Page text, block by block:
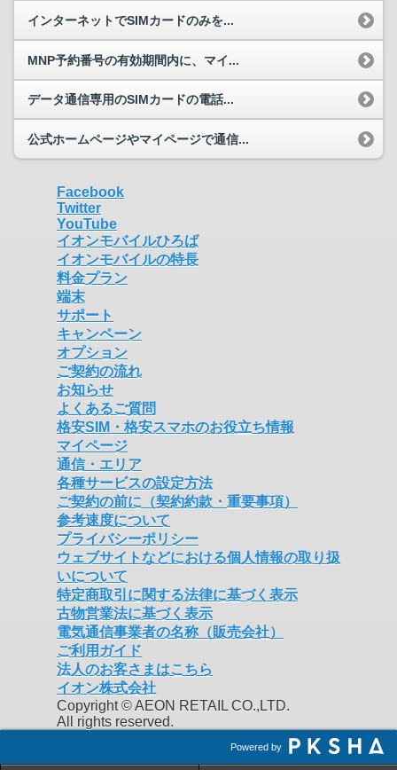
インターネットでSIMカードのみを...
MNP予約番号の有効期間内に、マイ...
データ通信専用のSIMカードの電話...
公式ホームページやマイページで通信...
Facebook
Twitter
YouTube
イオンモバイルひろば
イオンモバイルの特長
料金プラン
端末
サポート
キャンペーン
オプション
ご契約の流れ
お知らせ
よくあるご質問
格安SIM・格安スマホのお役立ち情報
マイページ
通信・エリア
各種サービスの設定方法
ご契約の前に（契約約款・重要事項）
参考速度について
プライバシーポリシー
ウェブサイトなどにおける個人情報の取り扱
いについて
特定商取引に関する法律に基づく表示
古物営業法に基づく表示
電気通信事業者の名称（販売会社）
ご利用ガイド
法人のお客さまはこちら
イオン株式会社
Copyright © AEON RETAIL CO.,LTD.
All rights reserved.
Powered by